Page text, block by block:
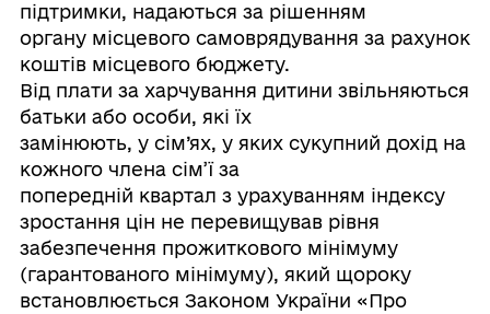
підтримки, надаються за рішенням
органу місцевого самоврядування за рахунок
коштів місцевого бюджету.
Від плати за харчування дитини звільняються
батьки або особи, які їх
замінюють, у сім’ях, у яких сукупний дохід на
кожного члена сім’ї за
попередній квартал з урахуванням індексу
зростання цін не перевищував рівня
забезпечення прожиткового мінімуму
(гарантованого мінімуму), який щороку
встановлюється Законом України «Про